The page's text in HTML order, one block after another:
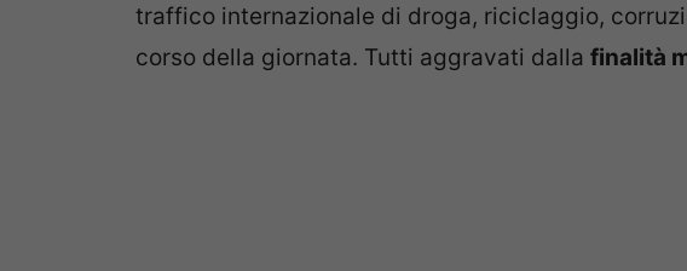
traffico internazionale di droga, riciclaggio,
corso della giornata. Tutti aggravati dalla finalità